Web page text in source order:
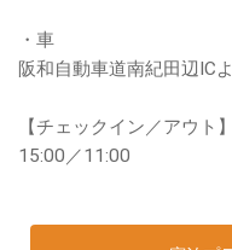
・車
阪和自動車道南紀田辺IC
【チェックイン／アウト】
15:00／11:00